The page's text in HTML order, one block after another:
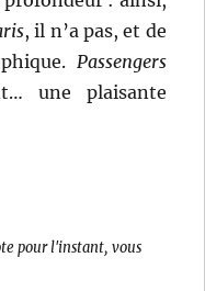
, il n’a pas, et de
Passengers
une plaisante
pour l'instant, vous